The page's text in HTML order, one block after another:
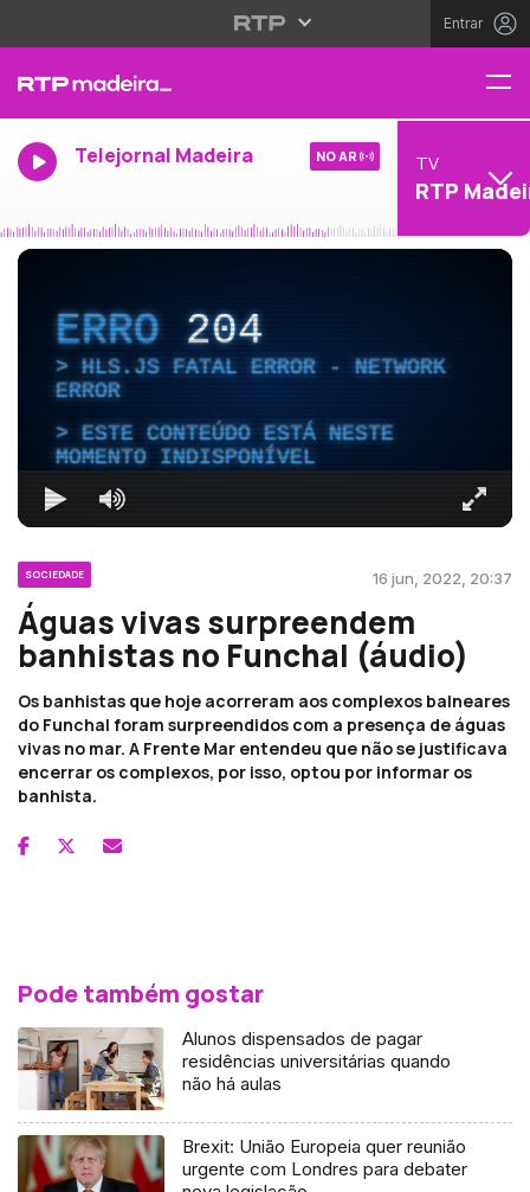
Entrar
Telejornal Madeira NO AR TV
RTP
ERRO204
HLS.JS FATAL ERROR - NETWORK
ERROR
ESTE CONTEÚDO ESTÁ NESTE
MOMENTO INDISPONÍVEL
SOCIEDADE 16 jun, 2022, 20:37
Águas vivas surpreendem
banhistas no Funchal (áudio)
Os banhistas que hoje acorreram aos complexos balneares
do Funchal foram surpreendidos com a presença de águas
vivas no mar. A Frente Mar entendeu que não se justificava
encerrar os complexos, por isso, optou por informar os
banhista.
Pode também gostar
Alunos dispensados de pagar
residências universitárias quando
não há aulas
Brexit: União Europeia quer reunião
urgente com Londres para debater